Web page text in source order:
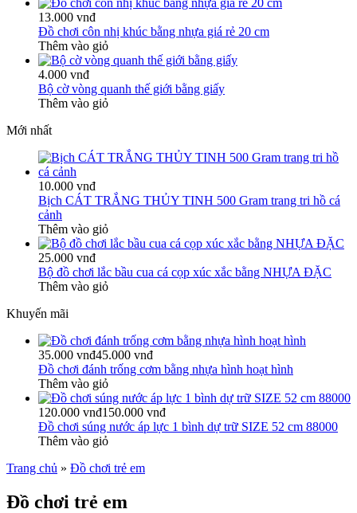
13.000 vnđ
Đồ chơi côn nhị khúc bằng nhựa giá rẻ 20 cm
Thêm vào giỏ
4.000 vnđ
Bộ cờ vòng quanh thế giới bằng giấy
Thêm vào giỏ
Mới nhất
10.000 vnđ
Bịch CÁT TRẮNG THỦY TINH 500 Gram trang tri hồ cá
cảnh
Thêm vào giỏ
25.000 vnđ
Bộ đồ chơi lắc bầu cua cá cọp xúc xắc bằng NHỰA ĐẶC
Thêm vào giỏ
Khuyến mãi
35.000 vnđ45.000 vnđ
Đồ chơi đánh trống cơm bằng nhựa hình hoạt hình
Thêm vào giỏ
120.000 vnđ150.000 vnđ
Đồ chơi súng nước áp lực 1 bình dự trữ SIZE 52 cm 88000
Thêm vào giỏ
Trang chủ » Đồ chơi trẻ em
Đồ chơi trẻ em